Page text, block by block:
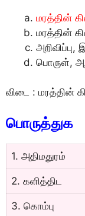
மரத்தின்
மரத்தின்
அறிவிப்பு,
பொருள்,
விடை : மரத்தின்
பொருத்துக
1. அதிமதுரம்
2. களித்திட
3. கொம்பு